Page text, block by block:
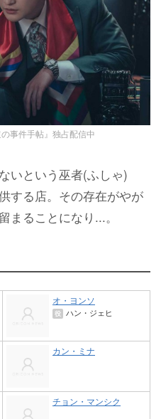
事件手帖』独占配信中
いという巫者(ふしゃ)
する店。その存在がやが
まることになり...。
オ・ヨンソ
役 ハン・ジェヒ
カン・ミナ
チョン・マンシク